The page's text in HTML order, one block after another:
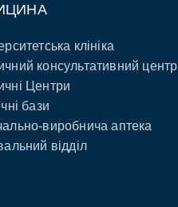
клініка
консультативний центр
Центри
бази
виробнича аптека
відділ